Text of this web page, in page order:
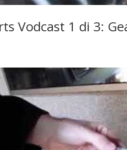
Vodcast 1 di 3: